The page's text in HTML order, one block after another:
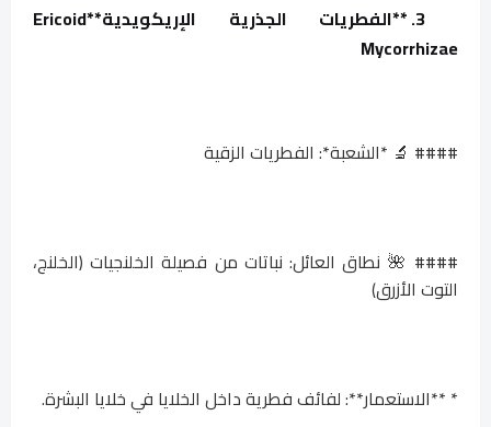
Ericoid
Mycorrhizae
#### 🔬 *الشعبة*: الفطريات الزقية
#### 🌺 نطاق العائل: نباتات من فصيلة الخلنجيات (الخلنج،
التوت الأزرق)
* **الاستعمار**: لفائف فطرية داخل الخلايا في خلايا البشرة.